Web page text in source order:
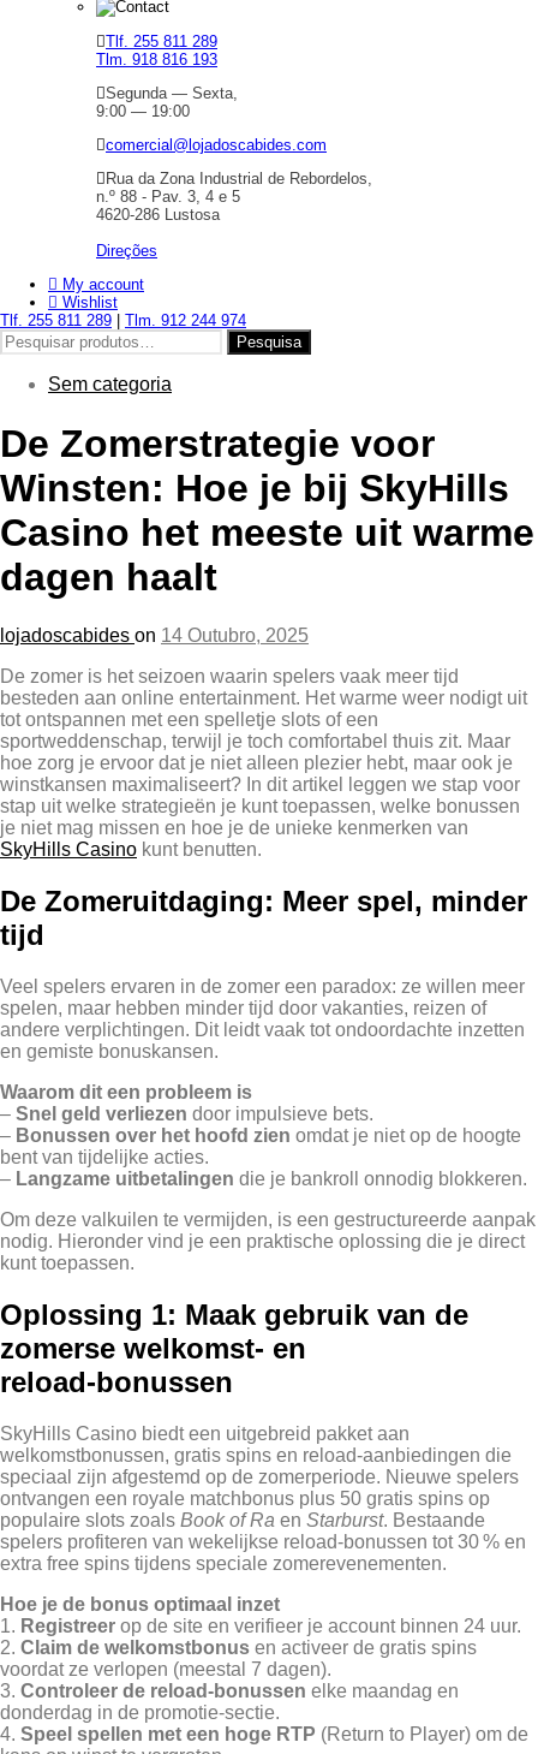
Tlf. 255 811 289
Tlm. 918 816 193
Segunda — Sexta,
9:00 — 19:00
comercial@lojadoscabides.com
Rua da Zona Industrial de Rebordelos,
n.º 88 - Pav. 3, 4 e 5
4620-286 Lustosa
Direções
My account
Wishlist
Tlf. 255 811 289
Tlm. 912 244 974
Pesquisar
por:
Pesquisa
Sem categoria
De Zomerstrategie voor
Winsten: Hoe je bij SkyHills
Casino het meeste uit warme
dagen haalt
lojadoscabides on 14 Outubro, 2025
De zomer is het seizoen waarin spelers vaak meer tijd
besteden aan online entertainment. Het warme weer nodigt uit
tot ontspannen met een spelletje slots of een
sportweddenschap, terwijl je toch comfortabel thuis zit. Maar
hoe zorg je ervoor dat je niet alleen plezier hebt, maar ook je
winstkansen maximaliseert? In dit artikel leggen we stap voor
stap uit welke strategieën je kunt toepassen, welke bonussen
je niet mag missen en hoe je de unieke kenmerken van
SkyHills Casino kunt benutten.
De Zomeruitdaging: Meer spel, minder
tijd
Veel spelers ervaren in de zomer een paradox: ze willen meer
spelen, maar hebben minder tijd door vakanties, reizen of
andere verplichtingen. Dit leidt vaak tot ondoordachte inzetten
en gemiste bonuskansen.
Waarom dit een probleem is
– Snel geld verliezen door impulsieve bets.
– Bonussen over het hoofd zien omdat je niet op de hoogte
bent van tijdelijke acties.
– Langzame uitbetalingen die je bankroll onnodig blokkeren.
Om deze valkuilen te vermijden, is een gestructureerde aanpak
nodig. Hieronder vind je een praktische oplossing die je direct
kunt toepassen.
Oplossing 1: Maak gebruik van de
zomerse welkomst- en
reload‑bonussen
SkyHills Casino biedt een uitgebreid pakket aan
welkomstbonussen, gratis spins en reload‑aanbiedingen die
speciaal zijn afgestemd op de zomerperiode. Nieuwe spelers
ontvangen een royale matchbonus plus 50 gratis spins op
populaire slots zoals Book of Ra en Starburst. Bestaande
spelers profiteren van wekelijkse reload‑bonussen tot 30 % en
extra free spins tijdens speciale zomerevenementen.
Hoe je de bonus optimaal inzet
1. Registreer op de site en verifieer je account binnen 24 uur.
2. Claim de welkomstbonus en activeer de gratis spins
voordat ze verlopen (meestal 7 dagen).
3. Controleer de reload‑bonussen elke maandag en
donderdag in de promotie‑sectie.
4. Speel spellen met een hoge RTP (Return to Player) om de